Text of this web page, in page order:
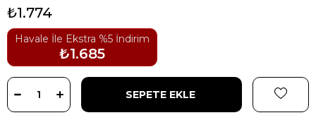
₺1.774
Havale İle Ekstra %5 İndirim
₺1.685